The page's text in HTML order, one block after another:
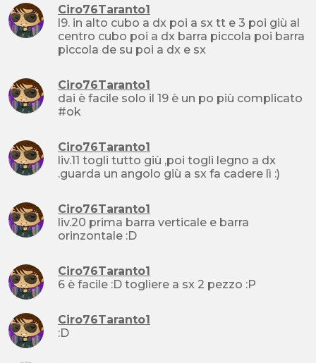
Ciro76Taranto1
l9. in alto cubo a dx poi a sx tt e 3 poi giù al
centro cubo poi a dx barra piccola poi barra
piccola de su poi a dx e sx
Ciro76Taranto1
dai è facile solo il 19 è un po più complicato
#ok
Ciro76Taranto1
liv.11 togli tutto giù ,poi togli legno a dx
.guarda un angolo giù a sx fa cadere lì :)
Ciro76Taranto1
liv.20 prima barra verticale e barra
orinzontale :D
Ciro76Taranto1
6 è facile :D togliere a sx 2 pezzo :P
Ciro76Taranto1
:D